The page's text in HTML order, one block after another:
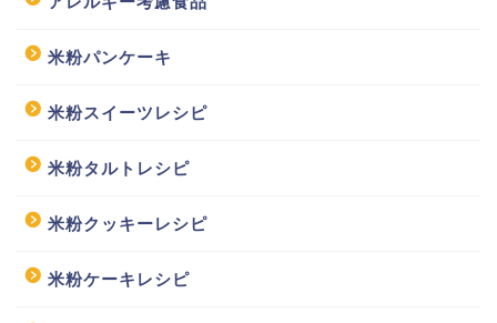
米粉パンケーキ
米粉スイーツレシピ
米粉タルトレシピ
米粉クッキーレシピ
米粉ケーキレシピ